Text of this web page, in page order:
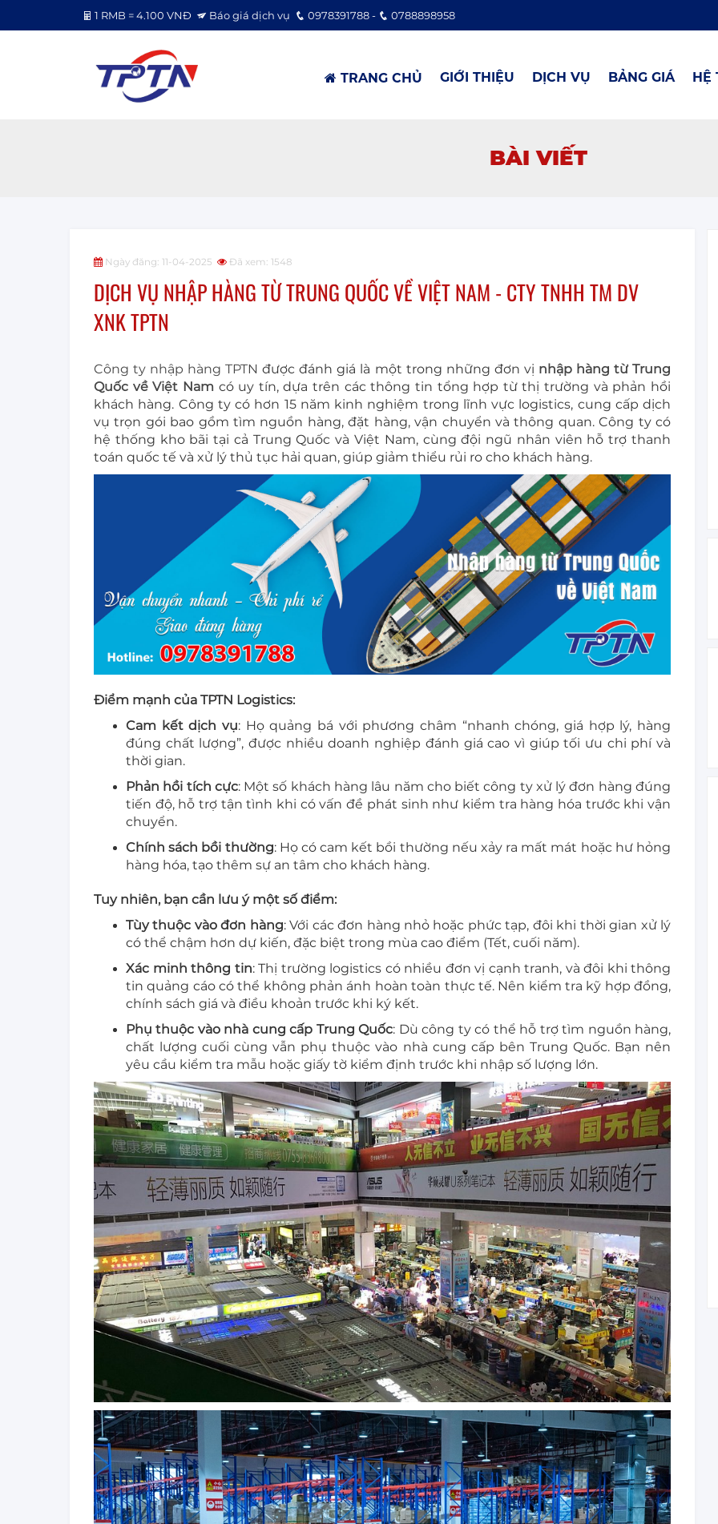
1 RMB = 4.100 VNĐ Báo giá dịch vụ 0978391788 - 0788898958
TRANG CHỦ GIỚI THIỆU DỊCH VỤ BẢNG GIÁ HỆ
BÀI VIẾT
Ngày đăng: 11-04-2025 Đã xem: 1548
DỊCH VỤ NHẬP HÀNG TỪ TRUNG QUỐC VỀ VIỆT NAM - CTY TNHH TM DV
XNK TPTN
Công ty nhập hàng TPTN được đánh giá là một trong những đơn vị nhập hàng từ Trung
Quốc về Việt Nam có uy tín, dựa trên các thông tin tổng hợp từ thị trường và phản hồi
khách hàng. Công ty có hơn 15 năm kinh nghiệm trong lĩnh vực logistics, cung cấp dịch
vụ trọn gói bao gồm tìm nguồn hàng, đặt hàng, vận chuyển và thông quan. Công ty có
hệ thống kho bãi tại cả Trung Quốc và Việt Nam, cùng đội ngũ nhân viên hỗ trợ thanh
toán quốc tế và xử lý thủ tục hải quan, giúp giảm thiểu rủi ro cho khách hàng.
Điểm mạnh của TPTN Logistics:
Cam kết dịch vụ: Họ quảng bá với phương châm “nhanh chóng, giá hợp lý, hàng
đúng chất lượng”, được nhiều doanh nghiệp đánh giá cao vì giúp tối ưu chi phí và
thời gian.
Phản hồi tích cực: Một số khách hàng lâu năm cho biết công ty xử lý đơn hàng đúng
tiến độ, hỗ trợ tận tình khi có vấn đề phát sinh như kiểm tra hàng hóa trước khi vận
chuyển.
Chính sách bồi thường: Họ có cam kết bồi thường nếu xảy ra mất mát hoặc hư hỏng
hàng hóa, tạo thêm sự an tâm cho khách hàng.
Tuy nhiên, bạn cần lưu ý một số điểm:
Tùy thuộc vào đơn hàng: Với các đơn hàng nhỏ hoặc phức tạp, đôi khi thời gian xử lý
có thể chậm hơn dự kiến, đặc biệt trong mùa cao điểm (Tết, cuối năm).
Xác minh thông tin: Thị trường logistics có nhiều đơn vị cạnh tranh, và đôi khi thông
tin quảng cáo có thể không phản ánh hoàn toàn thực tế. Nên kiểm tra kỹ hợp đồng,
chính sách giá và điều khoản trước khi ký kết.
Phụ thuộc vào nhà cung cấp Trung Quốc: Dù công ty có thể hỗ trợ tìm nguồn hàng,
chất lượng cuối cùng vẫn phụ thuộc vào nhà cung cấp bên Trung Quốc. Bạn nên
yêu cầu kiểm tra mẫu hoặc giấy tờ kiểm định trước khi nhập số lượng lớn.